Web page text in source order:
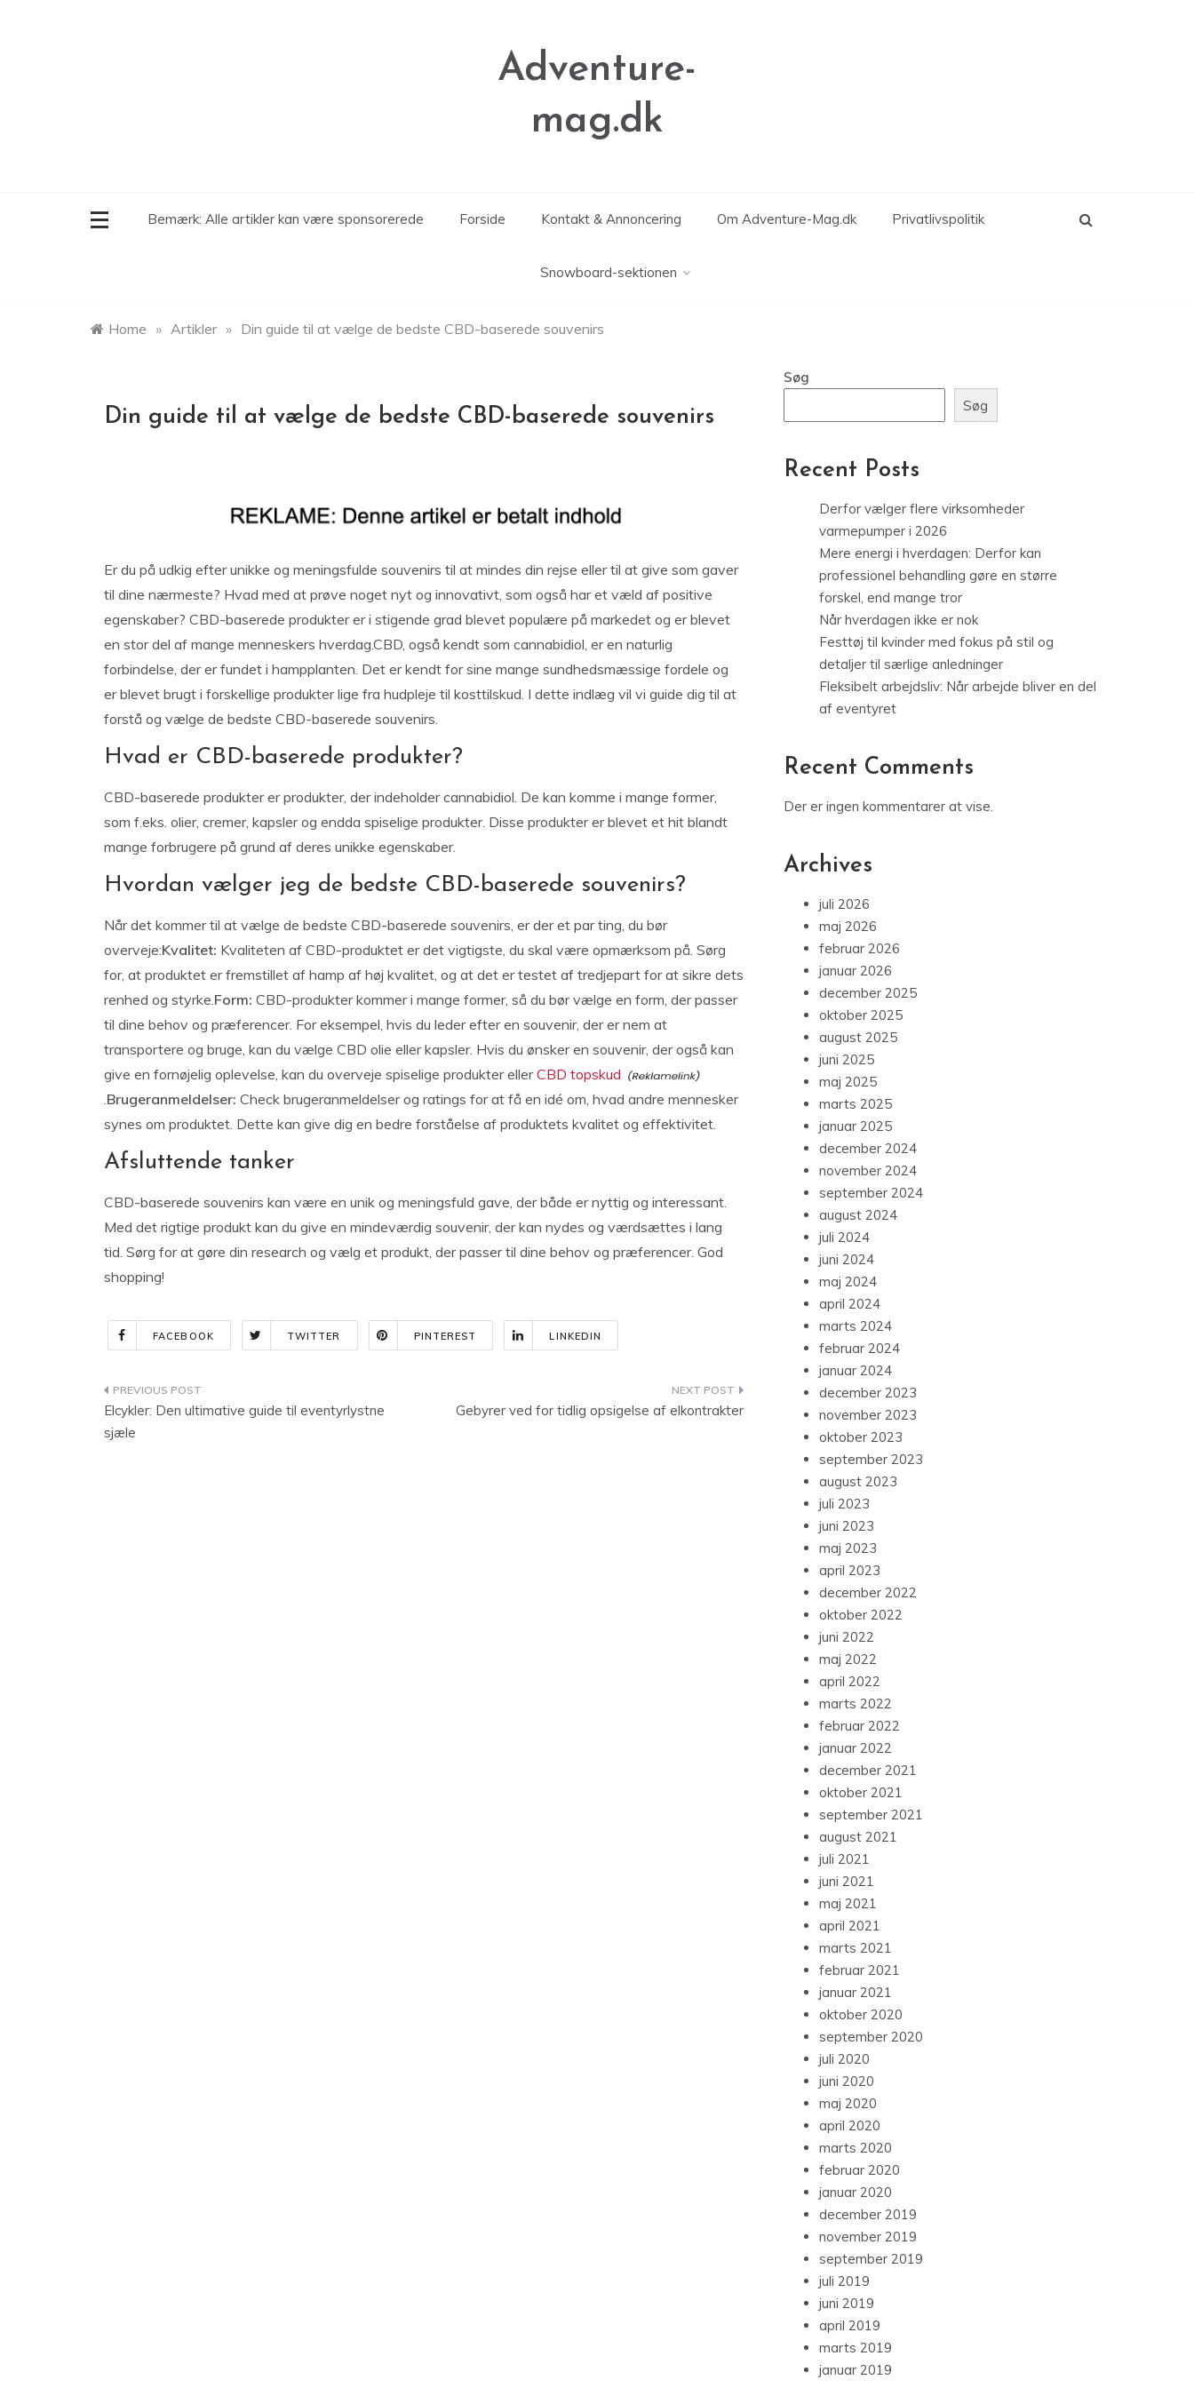
Adventure-
mag.dk
Bemærk: Alle artikler kan være sponsorerede Forside Kontakt & Annoncering Om Adventure-Mag.dk Privatlivspolitik
Snowboard-sektionen
Home » Artikler » Din guide til at vælge de bedste CBD-baserede souvenirs
Din guide til at vælge de bedste CBD-baserede souvenirs
Er du på udkig efter unikke og meningsfulde souvenirs til at mindes din rejse eller til at give som gaver
til dine nærmeste? Hvad med at prøve noget nyt og innovativt, som også har et væld af positive
egenskaber? CBD-baserede produkter er i stigende grad blevet populære på markedet og er blevet
en stor del af mange menneskers hverdag.CBD, også kendt som cannabidiol, er en naturlig
forbindelse, der er fundet i hampplanten. Det er kendt for sine mange sundhedsmæssige fordele og
er blevet brugt i forskellige produkter lige fra hudpleje til kosttilskud. I dette indlæg vil vi guide dig til at
forstå og vælge de bedste CBD-baserede souvenirs.
Hvad er CBD-baserede produkter?
CBD-baserede produkter er produkter, der indeholder cannabidiol. De kan komme i mange former,
som f.eks. olier, cremer, kapsler og endda spiselige produkter. Disse produkter er blevet et hit blandt
mange forbrugere på grund af deres unikke egenskaber.
Hvordan vælger jeg de bedste CBD-baserede souvenirs?
Når det kommer til at vælge de bedste CBD-baserede souvenirs, er der et par ting, du bør
overveje:Kvalitet: Kvaliteten af CBD-produktet er det vigtigste, du skal være opmærksom på. Sørg
for, at produktet er fremstillet af hamp af høj kvalitet, og at det er testet af tredjepart for at sikre dets
renhed og styrke.Form: CBD-produkter kommer i mange former, så du bør vælge en form, der passer
til dine behov og præferencer. For eksempel, hvis du leder efter en souvenir, der er nem at
transportere og bruge, kan du vælge CBD olie eller kapsler. Hvis du ønsker en souvenir, der også kan
give en fornøjelig oplevelse, kan du overveje spiselige produkter ellerCBD topskud
.Brugeranmeldelser: Check brugeranmeldelser og ratings for at få en idé om, hvad andre mennesker
synes om produktet. Dette kan give dig en bedre forståelse af produktets kvalitet og effektivitet.
Afsluttende tanker
CBD-baserede souvenirs kan være en unik og meningsfuld gave, der både er nyttig og interessant.
Med det rigtige produkt kan du give en mindeværdig souvenir, der kan nydes og værdsættes i lang
tid. Sørg for at gøre din research og vælg et produkt, der passer til dine behov og præferencer. God
shopping!
FACEBOOK TWITTER PINTEREST LINKEDIN
Indlægsnavigation
Elcykler: Den ultimative guide til eventyrlystne
sjæle
Gebyrer ved for tidlig opsigelse af elkontrakter
Søg
Søg
Recent Posts
Derfor vælger flere virksomheder
varmepumper i 2026
Mere energi i hverdagen: Derfor kan
professionel behandling gøre en større
forskel, end mange tror
Når hverdagen ikke er nok
Festtøj til kvinder med fokus på stil og
detaljer til særlige anledninger
Fleksibelt arbejdsliv: Når arbejde bliver en del
af eventyret
Recent Comments
Der er ingen kommentarer at vise.
Archives
juli 2026
maj 2026
februar 2026
januar 2026
december 2025
oktober 2025
august 2025
juni 2025
maj 2025
marts 2025
januar 2025
december 2024
november 2024
september 2024
august 2024
juli 2024
juni 2024
maj 2024
april 2024
marts 2024
februar 2024
januar 2024
december 2023
november 2023
oktober 2023
september 2023
august 2023
juli 2023
juni 2023
maj 2023
april 2023
december 2022
oktober 2022
juni 2022
maj 2022
april 2022
marts 2022
februar 2022
januar 2022
december 2021
oktober 2021
september 2021
august 2021
juli 2021
juni 2021
maj 2021
april 2021
marts 2021
februar 2021
januar 2021
oktober 2020
september 2020
juli 2020
juni 2020
maj 2020
april 2020
marts 2020
februar 2020
januar 2020
december 2019
november 2019
september 2019
juli 2019
juni 2019
april 2019
marts 2019
januar 2019